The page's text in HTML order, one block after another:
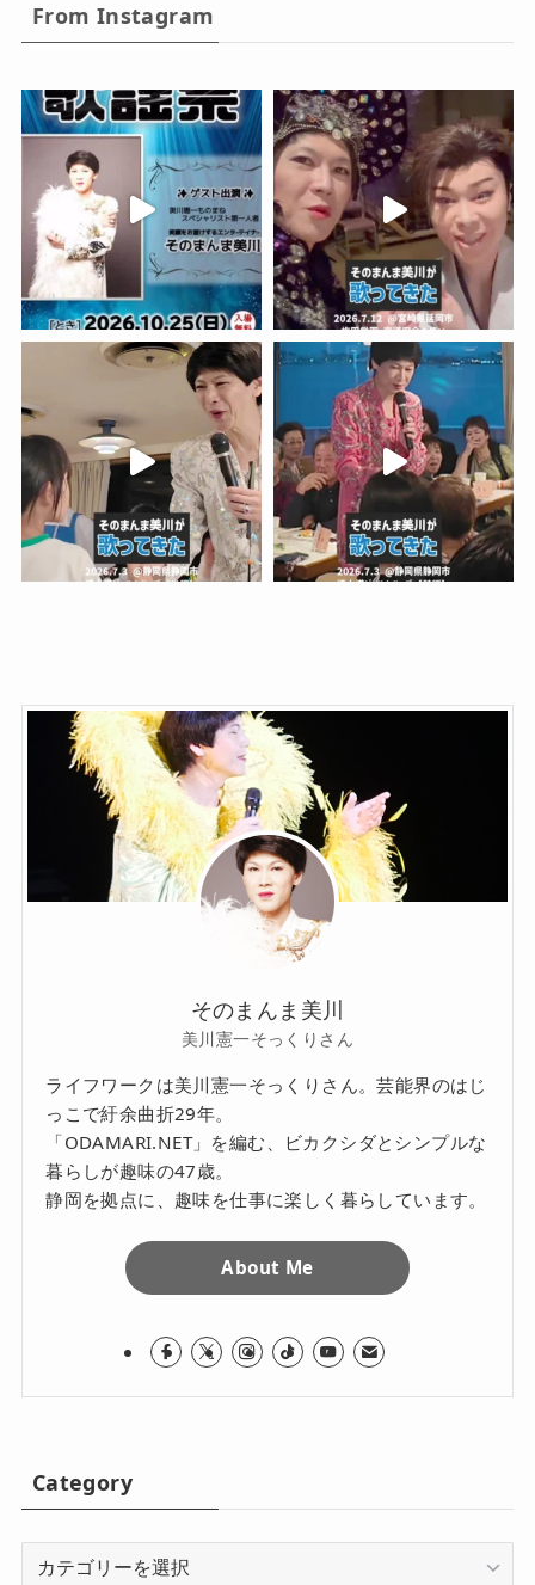
From Instagram
そのまんま美川
美川憲一そっくりさん
ライフワークは美川憲一そっくりさん。芸能界のはじ
っこで紆余曲折29年。
「ODAMARI.NET」を編む、ビカクシダとシンプルな
暮らしが趣味の47歳。
静岡を拠点に、趣味を仕事に楽しく暮らしています。
About Me
Category
Category